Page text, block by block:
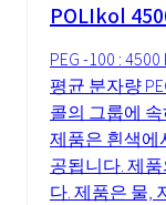
POLIkol
PEG -100 :
평균 분자량
콜의 그룹에 속
제품은 흰색에
공됩니다. 제품
다. 제품은 물,